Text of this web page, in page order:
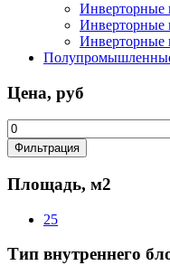
Инверторные
Инверторные
Инверторные
Цена, руб
Минимальная
цена
Фильтрация
Площадь, м2
25
Тип внутреннего